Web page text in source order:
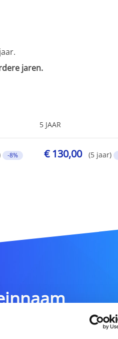
jaren.
5 JAAR
-8% € 130,00 (5 jaar)